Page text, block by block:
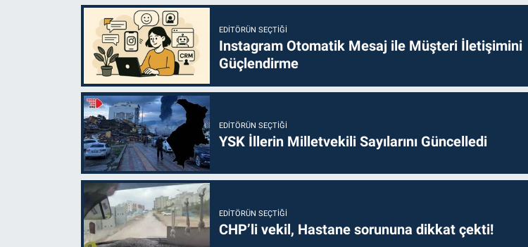
EDITÖRÜN SEÇTIĞI
Instagram Otomatik Mesaj ile Müşteri İletişimini
Güçlendirme
EDITÖRÜN SEÇTIĞI
YSK İllerin Milletvekili Sayılarını Güncelledi
EDITÖRÜN SEÇTIĞI
CHP’li vekil, Hastane sorununa dikkat çekti!